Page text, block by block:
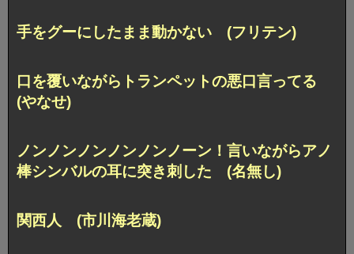
手をグーにしたまま動かない (フリテン)
口を覆いながらトランペットの悪口言ってる
(やなせ)
ノンノンノンノンノンノーン！言いながらアノ
棒シンバルの耳に突き刺した (名無し)
関西人 (市川海老蔵)